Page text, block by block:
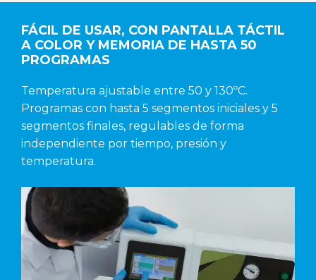
FÁCIL DE USAR, CON PANTALLA TÁCTIL
A COLOR Y MEMORIA DE HASTA 50
PROGRAMAS
Temperatura ajustable entre 50 y 130ºC.
Programas con hasta 5 segmentos iniciales y 5
segmentos finales, regulables de forma
independiente por tiempo, presión y
temperatura.